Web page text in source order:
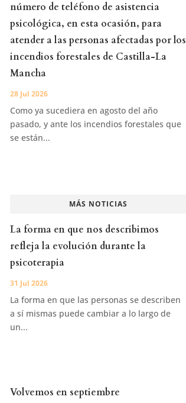
número de teléfono de asistencia
psicológica, en esta ocasión, para
atender a las personas afectadas por los
incendios forestales de Castilla-La
Mancha
28 Jul 2026
Como ya sucediera en agosto del año
pasado, y ante los incendios forestales que
se están...
MÁS NOTICIAS
La forma en que nos describimos
refleja la evolución durante la
psicoterapia
31 Jul 2026
La forma en que las personas se describen
a sí mismas puede cambiar a lo largo de
un...
Volvemos en septiembre